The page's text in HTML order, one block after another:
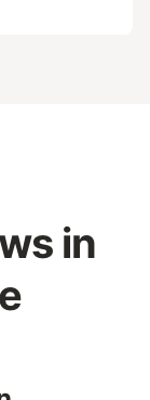
in